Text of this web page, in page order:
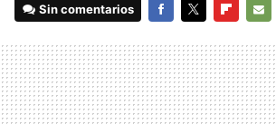
Sin comentarios
MAIL